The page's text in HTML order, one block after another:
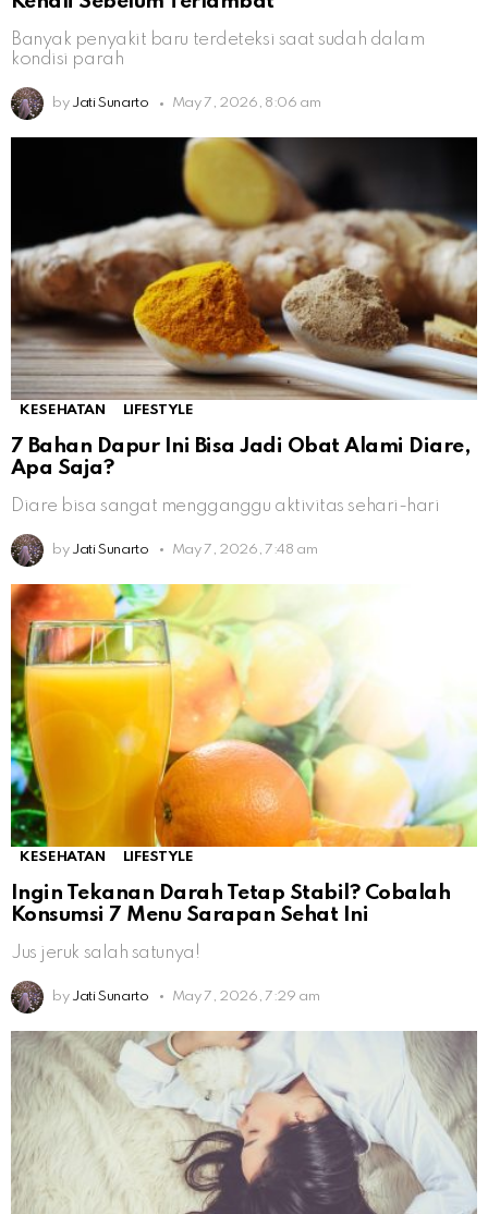
Banyak penyakit baru terdeteksi saat sudah dalam
kondisi parah
by Jati Sunarto May 7, 2026, 8:06 am
KESEHATAN LIFESTYLE
7 Bahan Dapur Ini Bisa Jadi Obat Alami Diare,
Apa Saja?
Diare bisa sangat mengganggu aktivitas sehari-hari
by Jati Sunarto May 7, 2026, 7:48 am
KESEHATAN LIFESTYLE
Ingin Tekanan Darah Tetap Stabil? Cobalah
Konsumsi 7 Menu Sarapan Sehat Ini
Jus jeruk salah satunya!
by Jati Sunarto May 7, 2026, 7:29 am